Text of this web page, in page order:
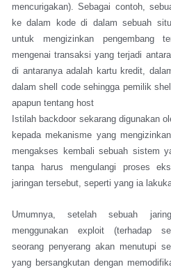
mencurigakan). Sebagai contoh,
ke dalam kode di dalam sebuah
untuk mengizinkan pengembang
mengenai transaksi yang terjadi
di antaranya adalah kartu kredit,
dalam shell code sehingga pemilik
apapun tentang host
Istilah backdoor sekarang digunakan
kepada mekanisme yang
mengakses kembali sebuah sistem
tanpa harus mengulangi proses
jaringan tersebut, seperti yang ia
Umumnya, setelah sebuah
menggunakan exploit (terhadap
seorang penyerang akan menutupi
yang bersangkutan dengan